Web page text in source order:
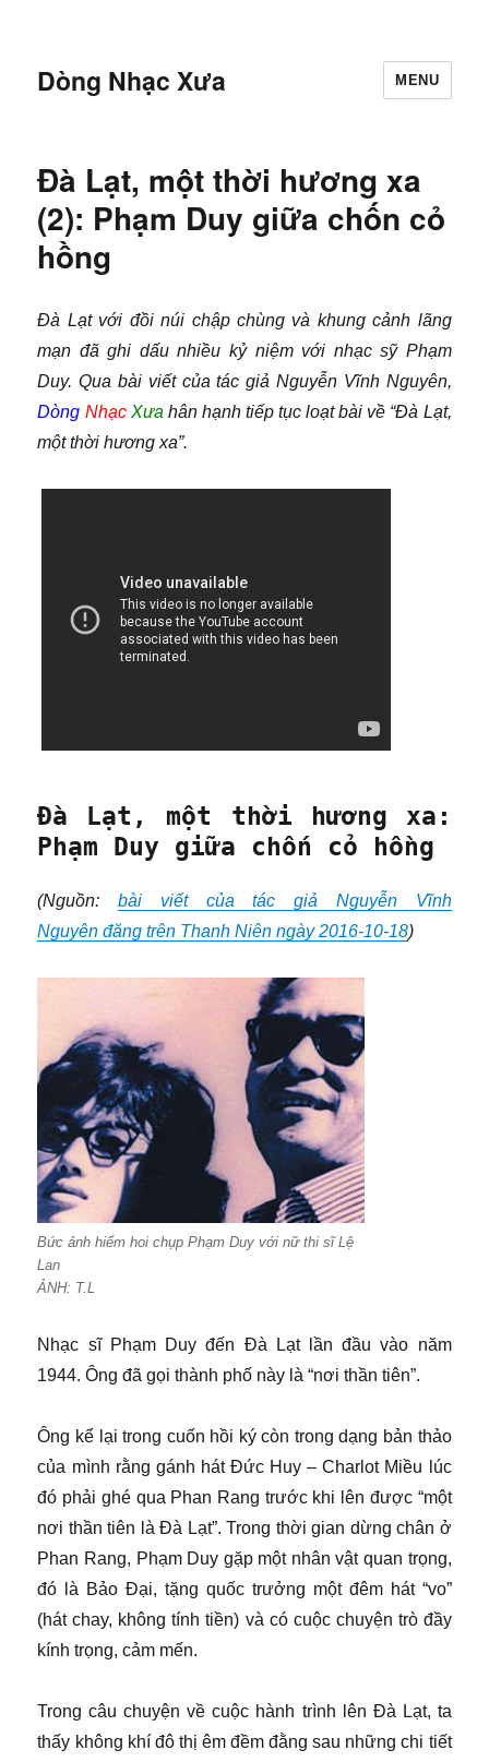
Dòng Nhạc Xưa MENU
Đà Lạt, một thời hương xa
(2): Phạm Duy giữa chốn cỏ
hồng
Đà Lạt với đồi núi chập chùng và khung cảnh lãng
mạn đã ghi dấu nhiều kỷ niệm với nhạc sỹ Phạm
Duy. Qua bài viết của tác giả Nguyễn Vĩnh Nguyên,
Dòng Nhạc Xưa hân hạnh tiếp tục loạt bài về “Đà Lạt,
một thời hương xa”.
Đà Lạt, một thời hương xa:
Phạm Duy giữa chốn cỏ hồng
(Nguồn:bài viết của tác giả Nguyễn Vĩnh
Nguyên đăng trên Thanh Niên ngày 2016-10-18)
Bức ảnh hiếm hoi chụp Phạm Duy với nữ thi sĩ Lệ
Lan
ẢNH: T.L
Nhạc sĩ Phạm Duy đến Đà Lạt lần đầu vào năm
1944. Ông đã gọi thành phố này là “nơi thần tiên”.
Ông kể lại trong cuốn hồi ký còn trong dạng bản thảo
của mình rằng gánh hát Đức Huy – Charlot Miều lúc
đó phải ghé qua Phan Rang trước khi lên được “một
nơi thần tiên là Đà Lạt”. Trong thời gian dừng chân ở
Phan Rang, Phạm Duy gặp một nhân vật quan trọng,
đó là Bảo Đại, tặng quốc trưởng một đêm hát “vo”
(hát chay, không tính tiền) và có cuộc chuyện trò đầy
kính trọng, cảm mến.
Trong câu chuyện về cuộc hành trình lên Đà Lạt, ta
thấy không khí đô thị êm đềm đằng sau những chi tiết